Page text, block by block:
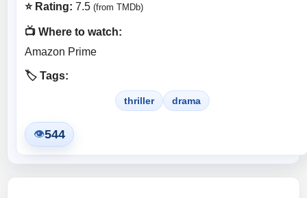
⭐ Rating: 7.5 (from TMDb)
📺 Where to watch:
Amazon Prime
🏷️ Tags:
thriller drama
👁544